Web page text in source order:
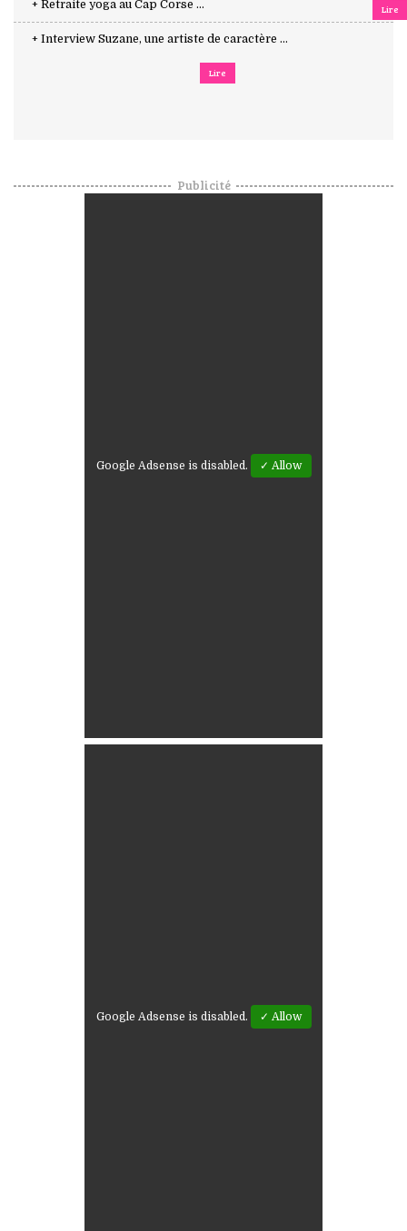
+ Retraite yoga au Cap Corse ... Lire
+ Interview Suzane, une artiste de caractère ...
Lire
Publicité
Google Adsense is disabled. ✓ Allow
Google Adsense is disabled. ✓ Allow